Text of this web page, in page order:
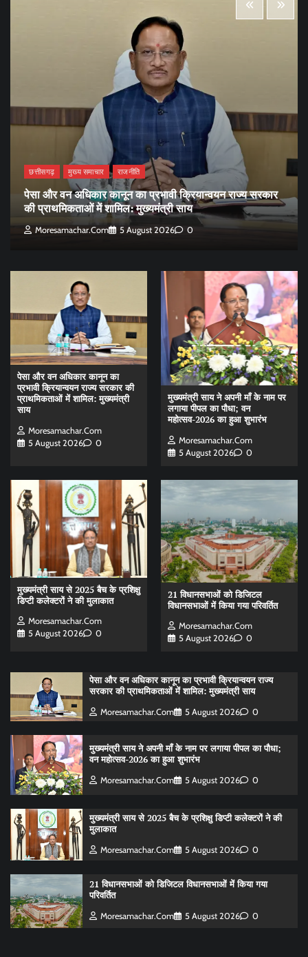
छत्तीसगढ़ मुख्य समाचार राजनीति
पेसा और वन अधिकार कानून का प्रभावी क्रियान्वयन राज्य सरकार
की प्राथमिकताओं में शामिल: मुख्यमंत्री साय
Moresamachar.com 5 August 2026 0
पेसा और वन अधिकार कानून का
प्रभावी क्रियान्वयन राज्य सरकार की
प्राथमिकताओं में शामिल: मुख्यमंत्री
साय
Moresamachar.com
5 August 2026
0
मुख्यमंत्री साय ने अपनी माँ के नाम पर
लगाया पीपल का पौधा; वन
महोत्सव-2026 का हुआ शुभारंभ
Moresamachar.com
5 August 2026
0
मुख्यमंत्री साय से 2025 बैच के प्रशिक्षु
डिप्टी कलेक्टरों ने की मुलाकात
Moresamachar.com
5 August 2026
0
21 विधानसभाओं को डिजिटल
विधानसभाओं में किया गया परिवर्तित
Moresamachar.com
5 August 2026
0
पेसा और वन अधिकार कानून का प्रभावी क्रियान्वयन राज्य
सरकार की प्राथमिकताओं में शामिल: मुख्यमंत्री साय
Moresamachar.com 5 August 2026 0
मुख्यमंत्री साय ने अपनी माँ के नाम पर लगाया पीपल का पौधा;
वन महोत्सव-2026 का हुआ शुभारंभ
Moresamachar.com 5 August 2026 0
मुख्यमंत्री साय से 2025 बैच के प्रशिक्षु डिप्टी कलेक्टरों ने की
मुलाकात
Moresamachar.com 5 August 2026 0
21 विधानसभाओं को डिजिटल विधानसभाओं में किया गया
परिवर्तित
Moresamachar.com 5 August 2026 0